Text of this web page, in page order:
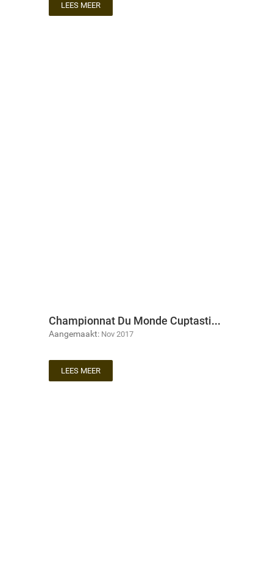
LEES MEER
Championnat Du Monde Cuptasting 2016 Shanghai
Aangemaakt: Nov 2017
LEES MEER